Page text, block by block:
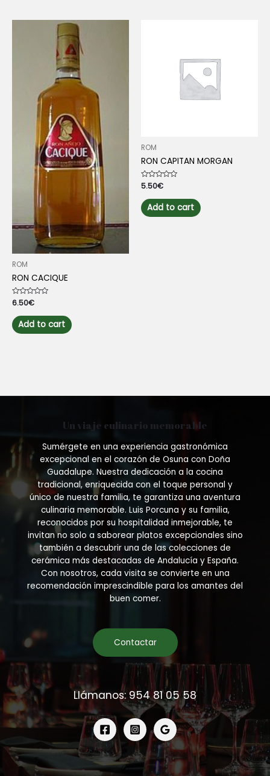
ROM
RON CACIQUE
Rated
0
out
of
5
6.50€
Add to cart
ROM
RON CAPITAN MORGAN
Rated
0
out
of
5
5.50€
Add to cart
Un viaje culinario memorable
Sumérgete en una experiencia gastronómica
excepcional en el corazón de Osuna con Doña
Guadalupe. Nuestra dedicación a la cocina
tradicional, enriquecida con el toque personal y
único de nuestra familia, te garantiza una aventura
culinaria memorable. Luis Porcuna y su familia,
reconocidos por su hospitalidad inmejorable, te
invitan no solo a saborear platos excepcionales sino
también a descubrir una de las colecciones de
cerámica más destacadas de Andalucía y España.
Con nosotros, cada visita se convierte en una
recomendación imprescindible para los amantes del
buen comer.
Contactar
Llámanos: 954 81 05 58